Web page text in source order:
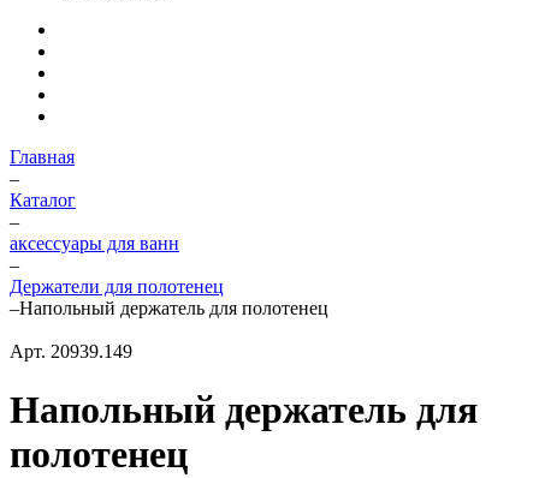
Главная
–
Каталог
–
аксессуары для ванн
–
Держатели для полотенец
–Напольный держатель для полотенец
Арт. 20939.149
Напольный держатель для
полотенец